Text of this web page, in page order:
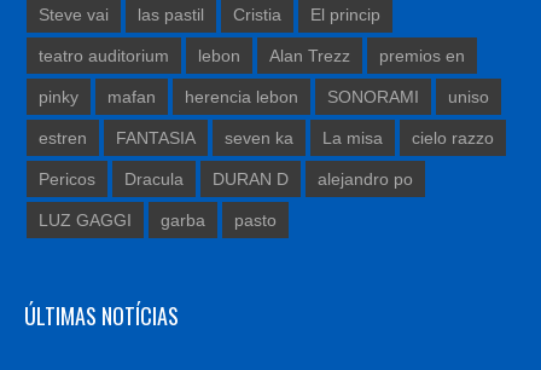
Steve vai las pastil Cristia El princip
teatro auditorium lebon Alan Trezz premios en
pinky mafan herencia lebon SONORAMI uniso
estren FANTASIA seven ka La misa cielo razzo
Pericos Dracula DURAN D alejandro po
LUZ GAGGI garba pasto
ÚLTIMAS NOTÍCIAS